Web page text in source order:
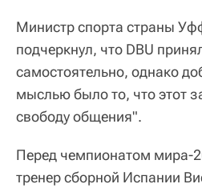
Министр спорта страны
подчеркнул, что DBU
самостоятельно, однако
мыслью было то, что этот
свободу общения".
Перед чемпионатом мира-
тренер сборной Испании